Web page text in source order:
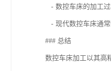
- 数控车床的加工过
- 现代数控车床通常
### 总结
数控车床加工以其高